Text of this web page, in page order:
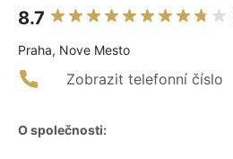
8.7
Praha, Nove Mesto
Zobrazit telefonní číslo
O společnosti: